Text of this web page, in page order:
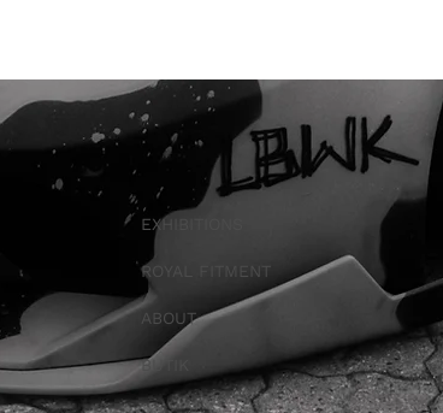
EXHIBITIONS
ROYAL FITMENT
ABOUT
BUTIK